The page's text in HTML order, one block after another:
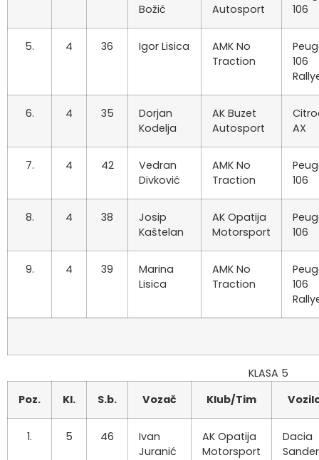
Božić
Autosport
106
5. 4 36 Igor Lisica
AMK No
Traction
106
6. 4 35
Dorjan
Kodelja
AK Buzet
Autosport
AX
7. 4 42
Vedran
Divković
AMK No
Traction
106
8. 4 38
Josip
Kaštelan
AK Opatija
Motorsport
106
9. 4 39
Marina
Lisica
AMK No
Traction
106
KLASA 5
Poz.
Kl. S.b. Vozač Klub/Tim
1. 5 46
Ivan
Juranić
AK Opatija
Motorsport
Dacia